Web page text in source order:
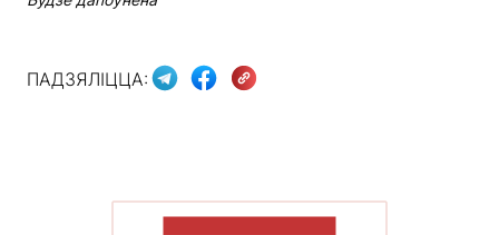
ПАДЗЯЛІЦЦА: